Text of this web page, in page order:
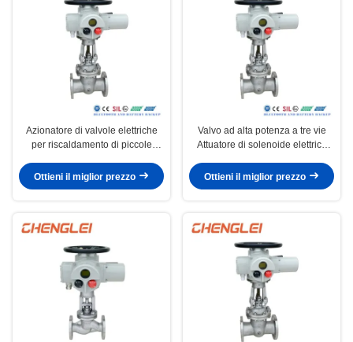
Azionatore di valvole elettriche
per riscaldamento di piccole
capacità di produzione di
30000/anno
Ottieni il miglior prezzo
Valvo ad alta potenza a tre vie
Attuatore di solenoide elettrico
connessione a flangia
Ottieni il miglior prezzo